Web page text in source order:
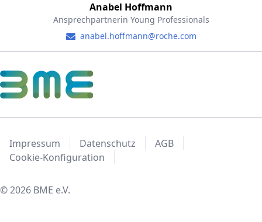
Anabel Hoffmann
Ansprechpartnerin Young Professionals
anabel.hoffmann@roche.com
Impressum Datenschutz
AGB
Cookie-Konfiguration
© 2026 BME e.V.